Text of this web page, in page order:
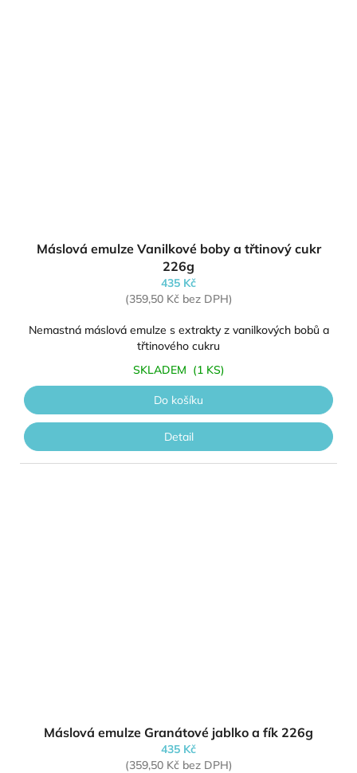
Máslová emulze Vanilkové boby a třtinový cukr
226g
435 Kč
(359,50 Kč bez DPH)
Nemastná máslová emulze s extrakty z vanilkových bobů a
třtinového cukru
SKLADEM (1 KS)
Do košíku
Detail
Máslová emulze Granátové jablko a fík 226g
435 Kč
(359,50 Kč bez DPH)